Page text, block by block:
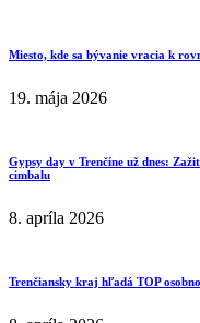
Miesto, kde sa bývanie vracia k
19. mája 2026
Gypsy day v Trenčíne už dnes:
cimbalu
8. apríla 2026
Trenčiansky kraj hľadá TOP